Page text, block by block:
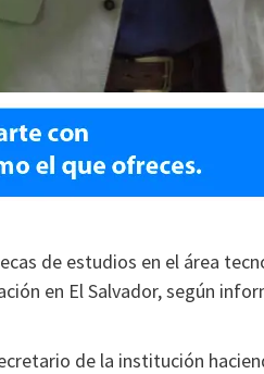
de estudios en el área
en El Salvador, según
de la institución